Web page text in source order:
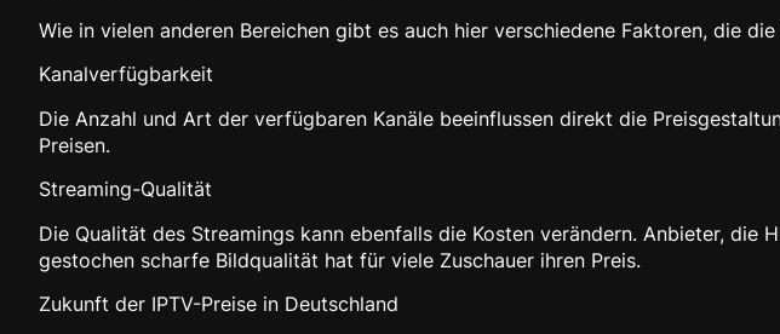
Wie in vielen anderen Bereichen gibt es auch hier verschiedene Faktoren, die
Kanalverfügbarkeit
Die Anzahl und Art der verfügbaren Kanäle beeinflussen direkt die
Preisen.
Streaming-Qualität
Die Qualität des Streamings kann ebenfalls die Kosten verändern. Anbieter,
gestochen scharfe Bildqualität hat für viele Zuschauer ihren Preis.
Zukunft der IPTV-Preise in Deutschland